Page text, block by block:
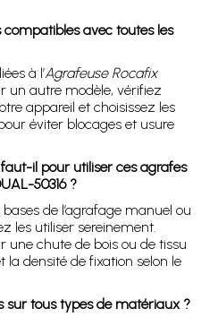
avec toutes les
à l’Agrafeuse Rocafix
un autre modèle, vérifiez
appareil et choisissez les
éviter blocages et usure
il pour utiliser ces agrafes
50316 ?
de l’agrafage manuel ou
les utiliser sereinement.
une chute de bois ou de tissu
la densité de fixation selon le
sur tous types de matériaux ?